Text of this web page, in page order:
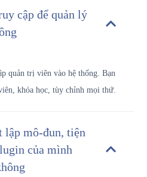
cập để quản lý
quản trị viên vào hệ thống. Bạn
khóa học, tùy chỉnh mọi thứ.
lập mô-đun, tiện
của mình